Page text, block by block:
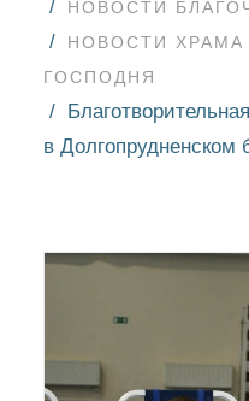
НОВОСТИ
НОВОСТИ
ГОСПОДНЯ
в Долгопрудненском